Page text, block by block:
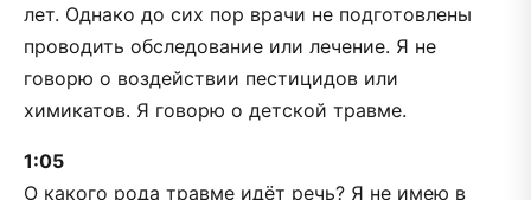
лет. Однако до сих пор врачи не подготовлены
проводить обследование или лечение. Я не
говорю о воздействии пестицидов или
химикатов. Я говорю о детской травме.
1:05
О какого рода травме идёт речь? Я не имею в